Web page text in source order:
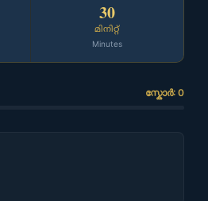
30
മിനിറ്റ്
Minutes
സ്കോർ: 0